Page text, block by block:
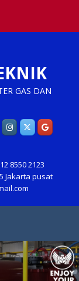
GAS DAN
8550 2123
Jakarta pusat